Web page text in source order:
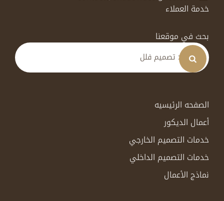
خدمة العملاء
بحث في موقعنا
الصفحه الرئيسيه
أعمال الديكور
خدمات التصميم الخارجي
خدمات التصميم الداخلي
نماذج الأعمال